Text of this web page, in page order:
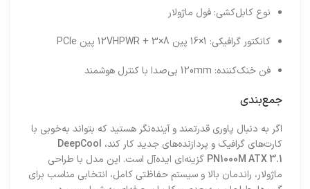
نوع کابل‌کشی: فول ماژولار
کانکتور گرافیکی: 1×16 پین 12VHPWR + 3×8 پین PCIe
فن خنک‌کننده: 120mm بی‌صدا با کنترل هوشمند
جمع‌بندی
اگر به دنبال پاوری قدرتمند و آینده‌نگر هستید که بتواند به‌خوبی با
کارت‌های گرافیک و پردازنده‌های جدید کار کند، DeepCool
PN1000M ATX 3.1 گزینه‌ای ایده‌آل است. این مدل با طراحی
ماژولار، راندمان بالا و سیستم حفاظتی کامل، انتخابی مناسب برای